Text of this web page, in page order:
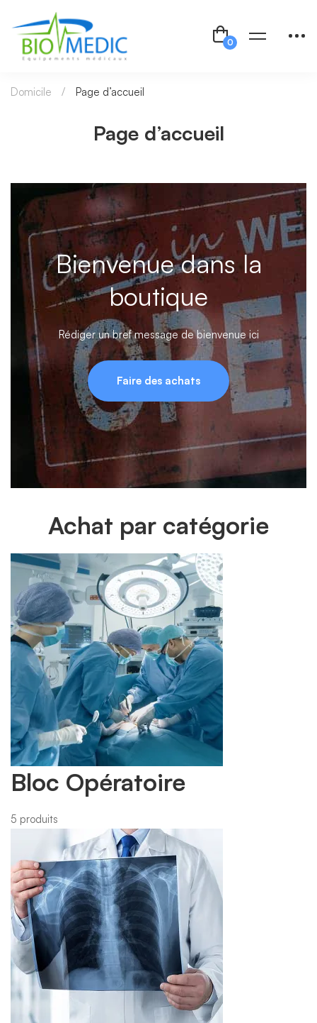
Page d’accueil
Domicile Page d’accueil
Bienvenue dans la
boutique
Rédiger un bref message de bienvenue ici
Faire des achats
Achat par catégorie
Bloc Opératoire
5 produits